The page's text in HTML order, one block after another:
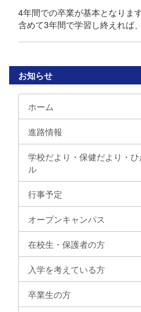
4年間での卒業が基本となりま
含めて3年間で学習し終えれば
お知らせ
ホーム
進路情報
学校だより・保健だより・
ル
行事予定
オープンキャンパス
在校生・保護者の方
入学を考えている方
卒業生の方